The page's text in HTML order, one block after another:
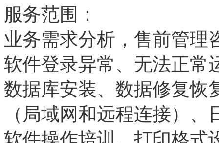
服务范围：
业务需求分析，售前管理
软件登录异常、无法正常
数据库安装、数据修复恢
（局域网和远程连接）
软件操作培训、打印格式